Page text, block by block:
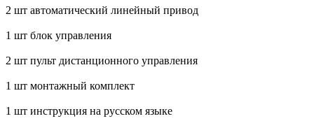
2 шт автоматический линейный привод
1 шт блок управления
2 шт пульт дистанционного управления
1 шт монтажный комплект
1 шт инструкция на русском языке